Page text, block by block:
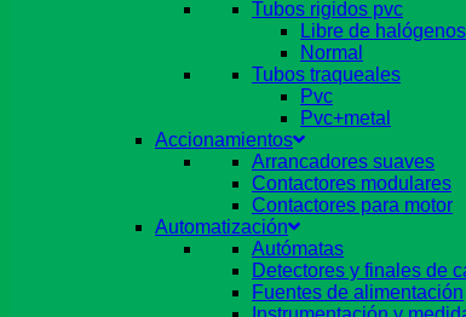
Tubos rigidos pvc
Libre de halógenos
Normal
Tubos traqueales
Pvc
Pvc+metal
Accionamientos
Arrancadores suaves
Contactores modulares
Contactores para motor
Automatización
Autómatas
Detectores y finales de
Fuentes de alimentación